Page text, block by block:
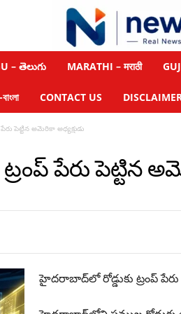
– తెలుగు MARATHI – मराठी
CONTACT US
పెట్టిన అమెరికా అధ్యక్షుడు
పేరు పెట్టిన
హైదరాబాద్‌లో రోడ్డుకు ట్రంప్‌ పేరు